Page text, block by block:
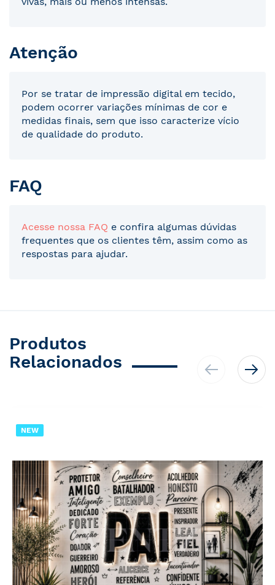
Atenção
Por se tratar de impressão digital em tecido,
podem ocorrer variações mínimas de cor e
medidas finais, sem que isso caracterize vício
de qualidade do produto.
FAQ
Acesse nossa FAQ e confira algumas dúvidas
frequentes que os clientes têm, assim como as
respostas para ajudar.
Produtos
Relacionados
NEW